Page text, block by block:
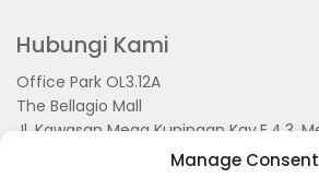
Manage Consent
Hubungi Kami
Office Park OL3.12A
The Bellagio Mall
Jl. Kawasan Mega Kuningan Kav.E.4.3,
Kuningan, Kel. Kuningan Timur,
Kec.Setiabudi, Jakarta Selatan 15810